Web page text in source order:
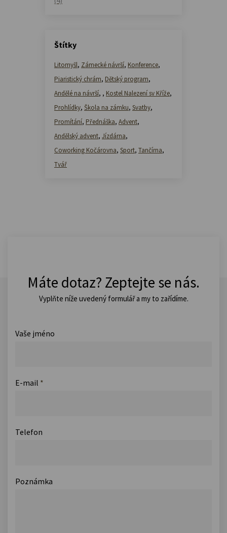
Štítky
Litomyšl, Zámecké návrší, Konference,
Piaristický chrám, Dětský program,
Andělé na návrší, , Kostel Nalezení sv Kříže,
Prohlídky, Škola na zámku, Svatby,
Promítání, Přednáška, Advent,
Andělský advent, Jízdárna,
Coworking Kočárovna, Sport, Tančírna,
Tvář
Máte dotaz? Zeptejte se nás.
Vyplňte níže uvedený formulář a my to zařídíme.
Vaše jméno
E-mail *
Telefon
Poznámka